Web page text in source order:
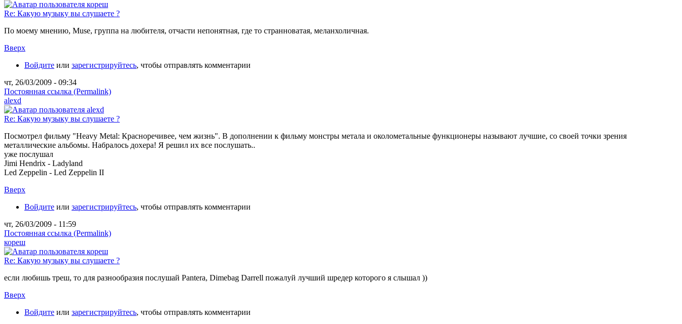
Re: Какую музыку вы слушаете ?
По моему мнению, Muse, группа на любителя, отчасти непонятная, где то странноватая, меланхоличная.
Вверх
Войдите или зарегистрируйтесь, чтобы отправлять комментарии
чт, 26/03/2009 - 09:34
Постоянная ссылка (Permalink)
alexd
Re: Какую музыку вы слушаете ?
Посмотрел фильму "Heavy Metal: Красноречивее, чем жизнь". В дополнении к фильму монстры метала и околометальные функционеры называют лучшие, со своей точки зрения
металлические альбомы. Набралось дохера! Я решил их все послушать..
уже послушал
Jimi Hendrix - Ladyland
Led Zeppelin - Led Zeppelin II
Вверх
Войдите или зарегистрируйтесь, чтобы отправлять комментарии
чт, 26/03/2009 - 11:59
Постоянная ссылка (Permalink)
кореш
Re: Какую музыку вы слушаете ?
если любишь треш, то для разнообразия послушай Pantera, Dimebag Darrell пожалуй лучший шредер которого я слышал ))
Вверх
Войдите или зарегистрируйтесь, чтобы отправлять комментарии